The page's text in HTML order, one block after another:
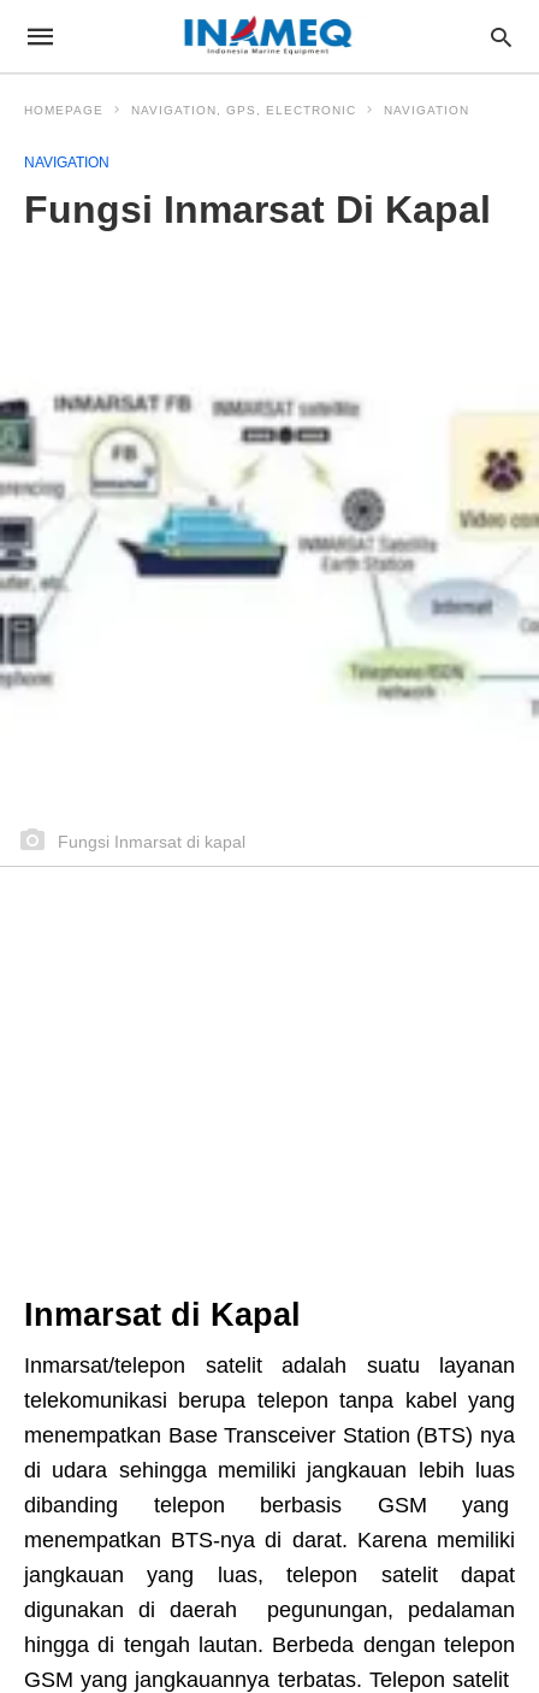
HOMEPAGE NAVIGATION, GPS, ELECTRONIC NAVIGATION
NAVIGATION
Fungsi Inmarsat Di Kapal
Fungsi Inmarsat di kapal
Inmarsat di Kapal
Inmarsat/telepon satelit adalah suatu layanan
telekomunikasi berupa telepon tanpa kabel yang
menempatkan Base Transceiver Station (BTS) nya
di udara sehingga memiliki jangkauan lebih luas
dibanding telepon berbasis GSM yang
menempatkan BTS-nya di darat. Karena memiliki
jangkauan yang luas, telepon satelit dapat
digunakan di daerah pegunungan, pedalaman
hingga di tengah lautan. Berbeda dengan telepon
GSM yang jangkauannya terbatas. Telepon satelit